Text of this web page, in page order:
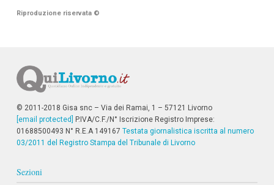
l
r
i
c
i
p
a
V
Riproduzione riservata ©
© 2011-2018 Gisa snc – Via dei Ramai, 1 – 57121 Livorno
[email protected]
P.IVA/C.F./N° Iscrizione Registro Imprese:
01688500493 N° R.E.A 149167 Testata giornalistica iscritta al numero
03/2011 del Registro Stampa del Tribunale di Livorno
Sezioni